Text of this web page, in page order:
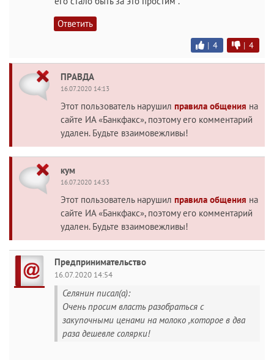
Ответить
| 4 | 4
ПРАВДА
16.07.2020 14:13
Этот пользователь нарушил правила общения на
сайте ИА «Банкфакс», поэтому его комментарий
удален. Будьте взаимовежливы!
кум
16.07.2020 14:53
Этот пользователь нарушил правила общения на
сайте ИА «Банкфакс», поэтому его комментарий
удален. Будьте взаимовежливы!
Предпринимательство
16.07.2020 14:54
Селянин писал(а):
Очень просим власть разобраться с
закупочными ценами на молоко ,которое в два
раза дешевле солярки!